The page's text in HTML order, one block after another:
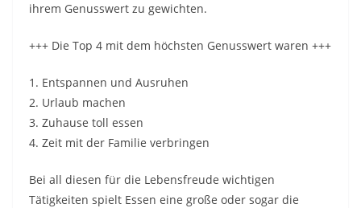
ihrem Genusswert zu gewichten.
+++ Die Top 4 mit dem höchsten Genusswert waren +++
1. Entspannen und Ausruhen
2. Urlaub machen
3. Zuhause toll essen
4. Zeit mit der Familie verbringen
Bei all diesen für die Lebensfreude wichtigen
Tätigkeiten spielt Essen eine große oder sogar die